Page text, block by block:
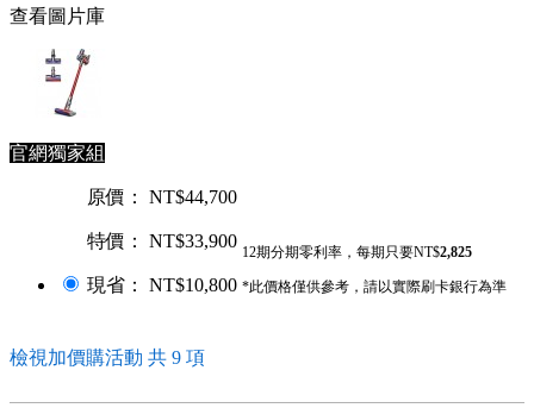
查看圖片庫
官網獨家組
原價： NT$44,700
特價： NT$33,900
現省： NT$10,800
12期分期零利率，每期只要NT$2,825
*此價格僅供參考，請以實際刷卡銀行為準
檢視加價購活動 共 9 項